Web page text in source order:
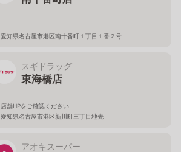
愛知県名古屋市港区南十番町１丁目１番２号
スギドラッグ
東海橋店
店舗HPをご確認ください
愛知県名古屋市港区新川町三丁目地先
アオキスーパー